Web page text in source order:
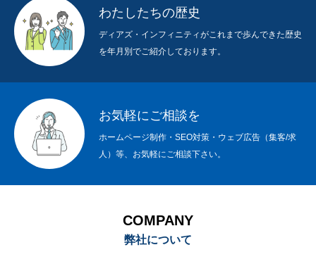
わたしたちの歴史
ディアズ・インフィニティがこれまで歩んできた歴史
を年月別でご紹介しております。
お気軽にご相談を
ホームページ制作・SEO対策・ウェブ広告（集客/求
人）等、お気軽にご相談下さい。
COMPANY
弊社について